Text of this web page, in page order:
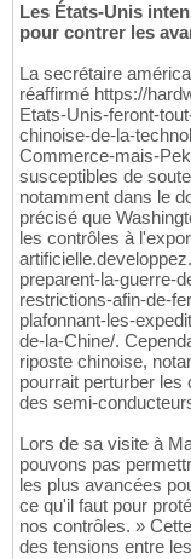
Les États-Unis
pour contrer les
La secrétaire
réaffirmé https://
Etats-Unis-feront-
chinoise-de-la-
Commerce-mais-
susceptibles de
notamment dans le
précisé que
les contrôles à
preparent-la-guerre-
restrictions-afin-de-
plafonnant-les-
de-la-Chine/.
riposte chinoise,
pourrait perturber
des semi-
Lors de sa visite à
pouvons pas
les plus avancées
ce qu'il faut pour
nos contrôles. »
des tensions entre